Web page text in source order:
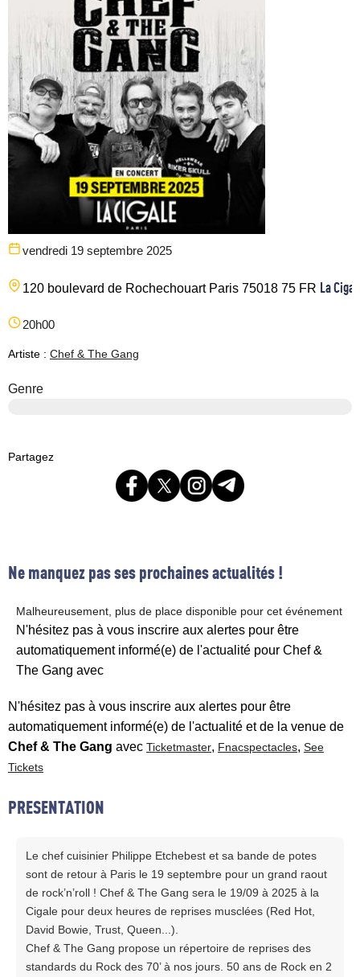
vendredi 19 septembre 2025
120 boulevard de Rochechouart Paris 75018 75 FR La
20h00
Artiste : Chef & The Gang
Genre
Partagez
Ne manquez pas ses prochaines actualités !
Malheureusement, plus de place disponible pour cet événement
N'hésitez pas à vous inscrire aux alertes pour être
automatiquement informé(e) de l'actualité pour Chef &
The Gang avec
N'hésitez pas à vous inscrire aux alertes pour être
automatiquement informé(e) de l'actualité et de la venue de
Chef & The Gang avec Ticketmaster, Fnacspectacles, See
Tickets
PRESENTATION
Le chef cuisinier Philippe Etchebest et sa bande de potes
sont de retour à Paris le 19 septembre pour un grand raout
de rock’n’roll ! Chef & The Gang sera le 19/09 à 2025 à la
Cigale pour deux heures de reprises musclées (Red Hot,
David Bowie, Trust, Queen...).
Chef & The Gang propose un répertoire de reprises des
standards du Rock des 70’ à nos jours. 50 ans de Rock en 2